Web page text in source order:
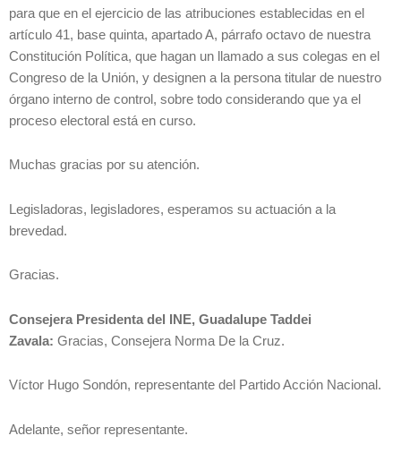
para que en el ejercicio de las atribuciones establecidas en el
artículo 41, base quinta, apartado A, párrafo octavo de nuestra
Constitución Política, que hagan un llamado a sus colegas en el
Congreso de la Unión, y designen a la persona titular de nuestro
órgano interno de control, sobre todo considerando que ya el
proceso electoral está en curso.
Muchas gracias por su atención.
Legisladoras, legisladores, esperamos su actuación a la
brevedad.
Gracias.
Consejera Presidenta del INE, Guadalupe Taddei
Zavala: Gracias, Consejera Norma De la Cruz.
Víctor Hugo Sondón, representante del Partido Acción Nacional.
Adelante, señor representante.